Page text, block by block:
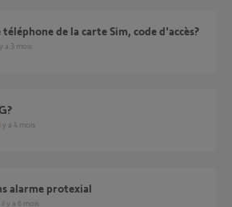
téléphone de la carte Sim, code d'accès?
il y a 3 mois
il y a 4 mois
alarme protexial
il y a 6 mois